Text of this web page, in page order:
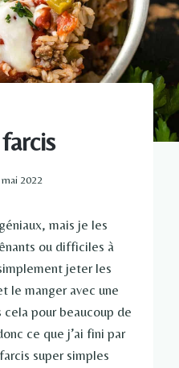
mai 2022
mais je les
ou difficiles à
jeter les
le manger avec une
pour beaucoup de
ce que j’ai fini par
super simples